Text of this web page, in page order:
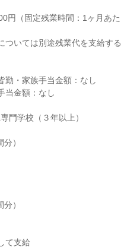
円（固定残業時間：1ヶ月あた
ついては別途残業代を支給する
勤・家族手当金額：なし
当金額：なし
門学校（３年以上）
て支給